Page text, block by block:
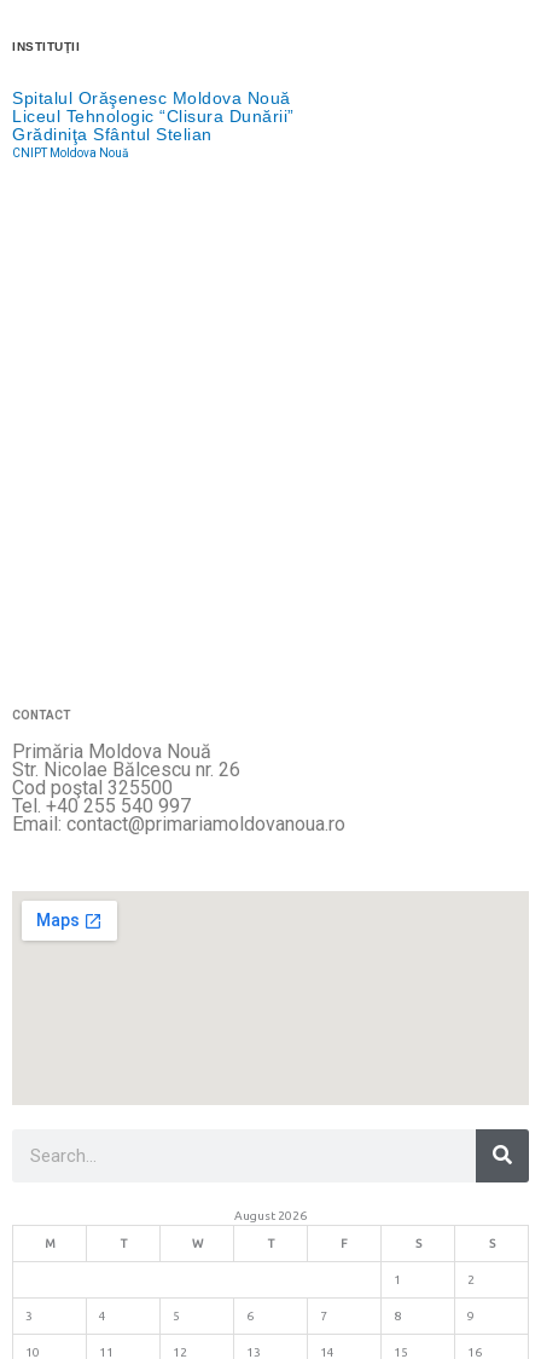
INSTITUŢII
Spitalul Orăşenesc Moldova Nouă
Liceul Tehnologic “Clisura Dunării”
Grădiniţa Sfântul Stelian
CNIPT Moldova Nouă
CONTACT
Primăria Moldova Nouă
Str. Nicolae Bălcescu nr. 26
Cod poştal 325500
Tel. +40 255 540 997
Email: contact@primariamoldovanoua.ro
August 2026
M T W T F S S
1 2
3 4 5 6 7 8 9
10 11 12 13 14 15 16